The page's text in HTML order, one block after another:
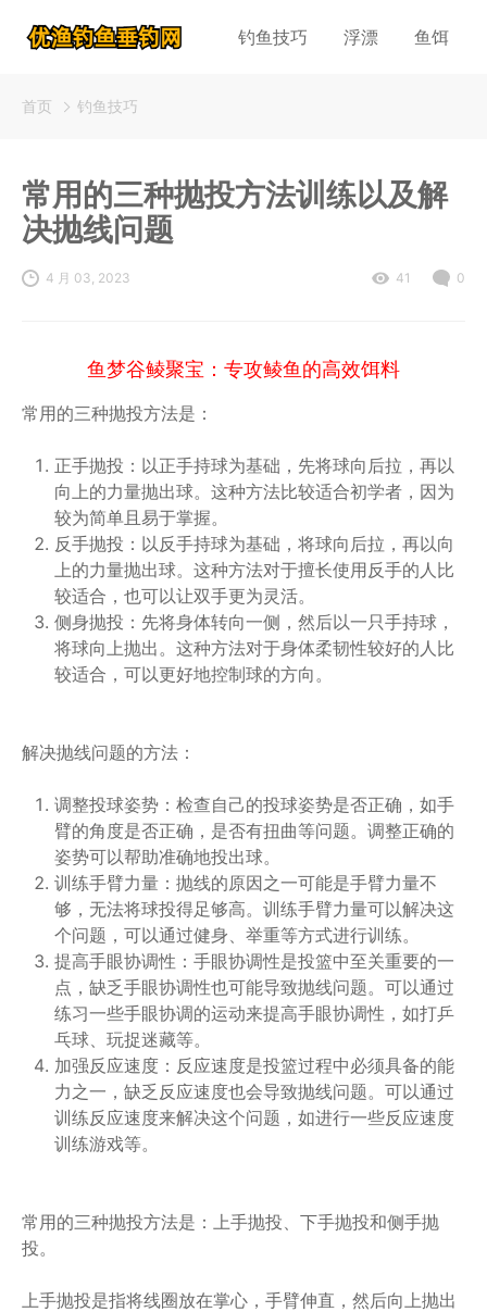
钓鱼技巧 浮漂 鱼饵
首页 钓鱼技巧
常用的三种抛投方法训练以及解
决抛线问题
4 月 03, 2023 41 0
鱼梦谷鲮聚宝：专攻鲮鱼的高效饵料
常用的三种抛投方法是：
正手抛投：以正手持球为基础，先将球向后拉，再以
向上的力量抛出球。这种方法比较适合初学者，因为
较为简单且易于掌握。
反手抛投：以反手持球为基础，将球向后拉，再以向
上的力量抛出球。这种方法对于擅长使用反手的人比
较适合，也可以让双手更为灵活。
侧身抛投：先将身体转向一侧，然后以一只手持球，
将球向上抛出。这种方法对于身体柔韧性较好的人比
较适合，可以更好地控制球的方向。
解决抛线问题的方法：
调整投球姿势：检查自己的投球姿势是否正确，如手
臂的角度是否正确，是否有扭曲等问题。调整正确的
姿势可以帮助准确地投出球。
训练手臂力量：抛线的原因之一可能是手臂力量不
够，无法将球投得足够高。训练手臂力量可以解决这
个问题，可以通过健身、举重等方式进行训练。
提高手眼协调性：手眼协调性是投篮中至关重要的一
点，缺乏手眼协调性也可能导致抛线问题。可以通过
练习一些手眼协调的运动来提高手眼协调性，如打乒
乓球、玩捉迷藏等。
加强反应速度：反应速度是投篮过程中必须具备的能
力之一，缺乏反应速度也会导致抛线问题。可以通过
训练反应速度来解决这个问题，如进行一些反应速度
训练游戏等。
常用的三种抛投方法是：上手抛投、下手抛投和侧手抛
投。
上手抛投是指将线圈放在掌心，手臂伸直，然后向上抛出